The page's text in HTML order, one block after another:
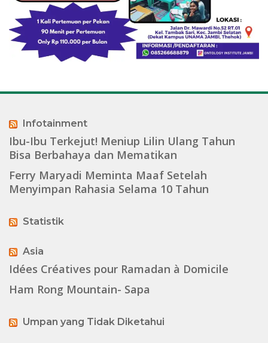
Infotainment
Ibu-Ibu Terkejut! Meniup Lilin Ulang Tahun
Bisa Berbahaya dan Mematikan
Ferry Maryadi Meminta Maaf Setelah
Menyimpan Rahasia Selama 10 Tahun
Statistik
Asia
Idées Créatives pour Ramadan à Domicile
Ham Rong Mountain- Sapa
Umpan yang Tidak Diketahui